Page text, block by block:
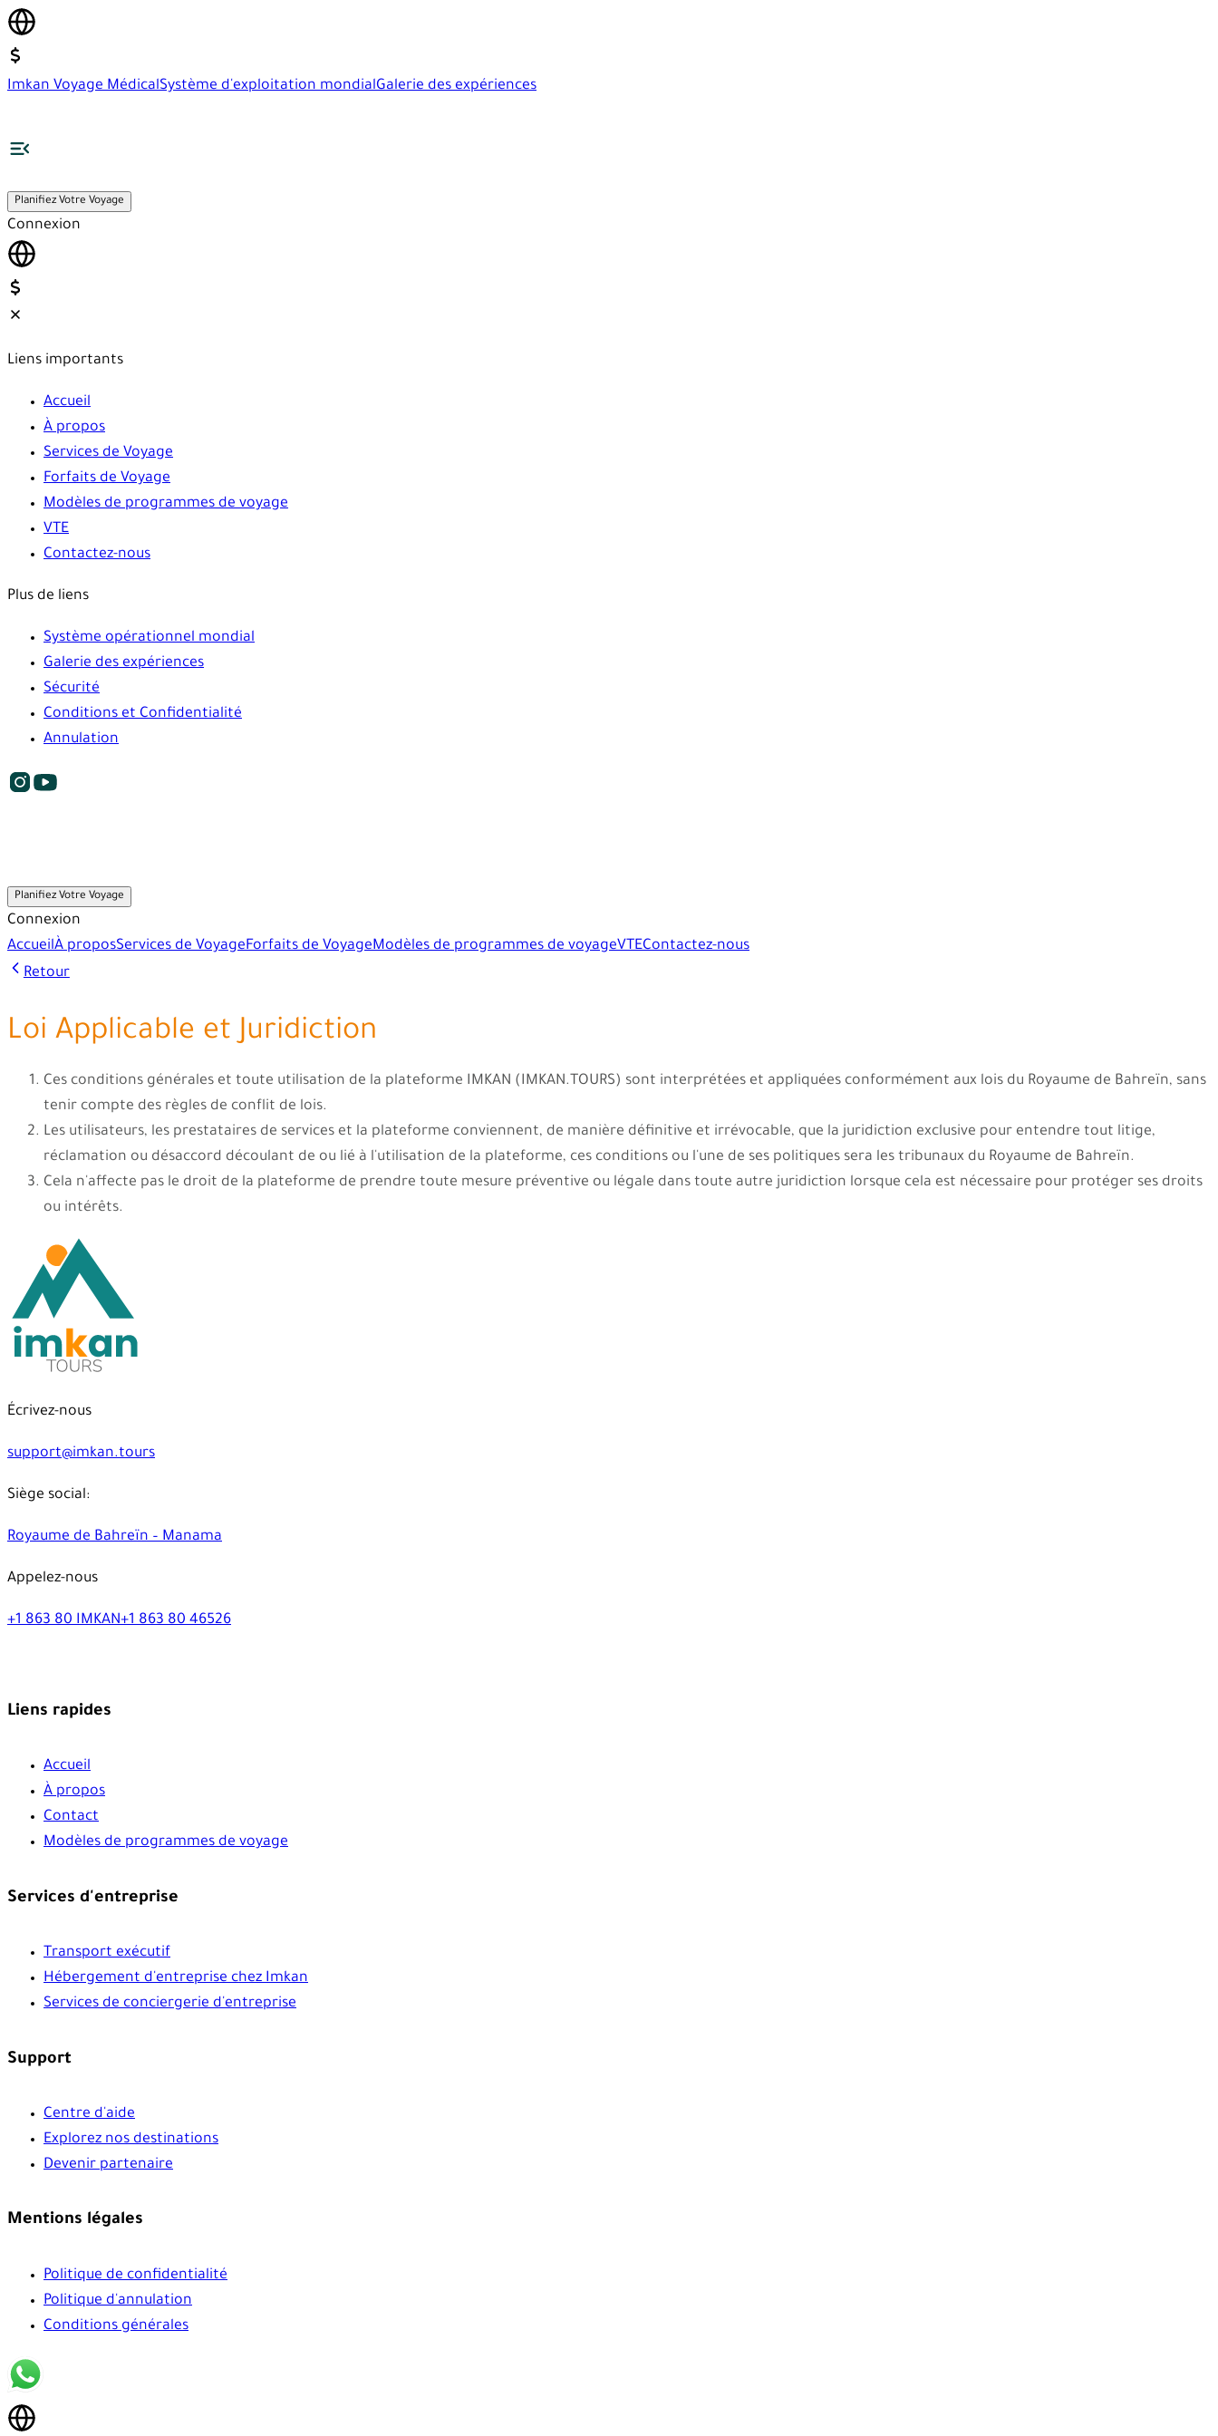
Imkan Voyage MédicalSystème d'exploitation mondialGalerie des expériences
Planifiez Votre Voyage
Connexion
Liens importants
Accueil
À propos
Services de Voyage
Forfaits de Voyage
Modèles de programmes de voyage
VTE
Contactez-nous
Plus de liens
Système opérationnel mondial
Galerie des expériences
Sécurité
Conditions et Confidentialité
Annulation
Planifiez Votre Voyage
Connexion
AccueilÀ proposServices de VoyageForfaits de VoyageModèles de programmes de voyageVTEContactez-nous
Retour
Loi Applicable et Juridiction
Ces conditions générales et toute utilisation de la plateforme IMKAN (IMKAN.TOURS) sont interprétées et appliquées conformément aux lois du Royaume de Bahreïn, sans
tenir compte des règles de conflit de lois.
Les utilisateurs, les prestataires de services et la plateforme conviennent, de manière définitive et irrévocable, que la juridiction exclusive pour entendre tout litige,
réclamation ou désaccord découlant de ou lié à l'utilisation de la plateforme, ces conditions ou l'une de ses politiques sera les tribunaux du Royaume de Bahreïn.
Cela n'affecte pas le droit de la plateforme de prendre toute mesure préventive ou légale dans toute autre juridiction lorsque cela est nécessaire pour protéger ses droits
ou intérêts.
Écrivez-nous
support@imkan.tours
Siège social:
Royaume de Bahreïn – Manama
Appelez-nous
+1 863 80 IMKAN+1 863 80 46526
Liens rapides
Accueil
À propos
Contact
Modèles de programmes de voyage
Services d'entreprise
Transport exécutif
Hébergement d'entreprise chez Imkan
Services de conciergerie d'entreprise
Support
Centre d'aide
Explorez nos destinations
Devenir partenaire
Mentions légales
Politique de confidentialité
Politique d'annulation
Conditions générales